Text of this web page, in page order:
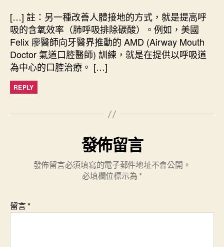
[…] 註：另一種改善人體接地的方式，就是提高呼
吸的含氧效率（肺呼吸排除碳酸）。例如，美國
Felix 廖醫師向牙醫界推動的 AMD (Airway Mouth
Doctor 氣道口腔醫師) 訓練，就是在提供以呼吸道
為中心的口腔治療。 […]
REPLY
發佈留言
發佈留言必須填寫的電子郵件地址不會公開。
必填欄位標示為 *
留言*